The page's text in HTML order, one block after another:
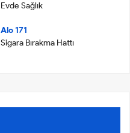
Evde Sağlık
Alo 171
Sigara Bırakma Hattı